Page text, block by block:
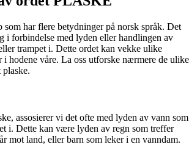
som har flere betydninger på norsk språk. Det
i forbindelse med lyden eller handlingen av
trampet i. Dette ordet kan vekke ulike
i hodene våre. La oss utforske nærmere de ulike
plaske.
assosierer vi det ofte med lyden av vann som
i. Dette kan være lyden av regn som treffer
mot land, eller barn som leker i en vanndam.